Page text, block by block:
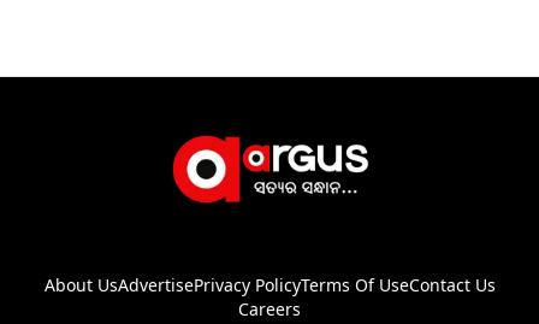
About UsAdvertisePrivacy PolicyTerms Of UseContact Us
Careers